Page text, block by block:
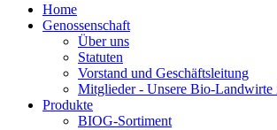
Home
Genossenschaft
Über uns
Statuten
Vorstand und Geschäftsleitung
Mitglieder - Unsere Bio-Landwirte
Produkte
BIOG-Sortiment